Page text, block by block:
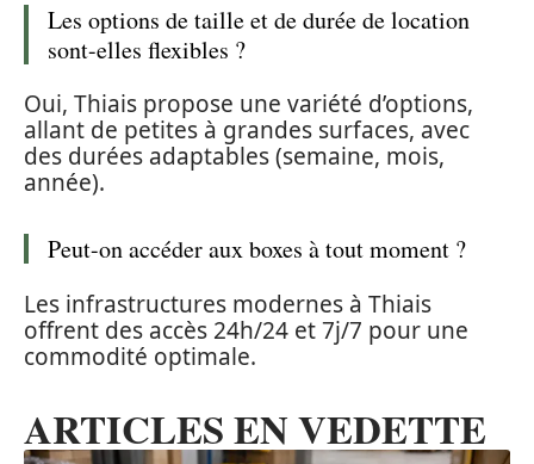
Les options de taille et de durée de location
sont-elles flexibles ?
Oui, Thiais propose une variété d’options,
allant de petites à grandes surfaces, avec
des durées adaptables (semaine, mois,
année).
Peut-on accéder aux boxes à tout moment ?
Les infrastructures modernes à Thiais
offrent des accès 24h/24 et 7j/7 pour une
commodité optimale.
ARTICLES EN VEDETTE